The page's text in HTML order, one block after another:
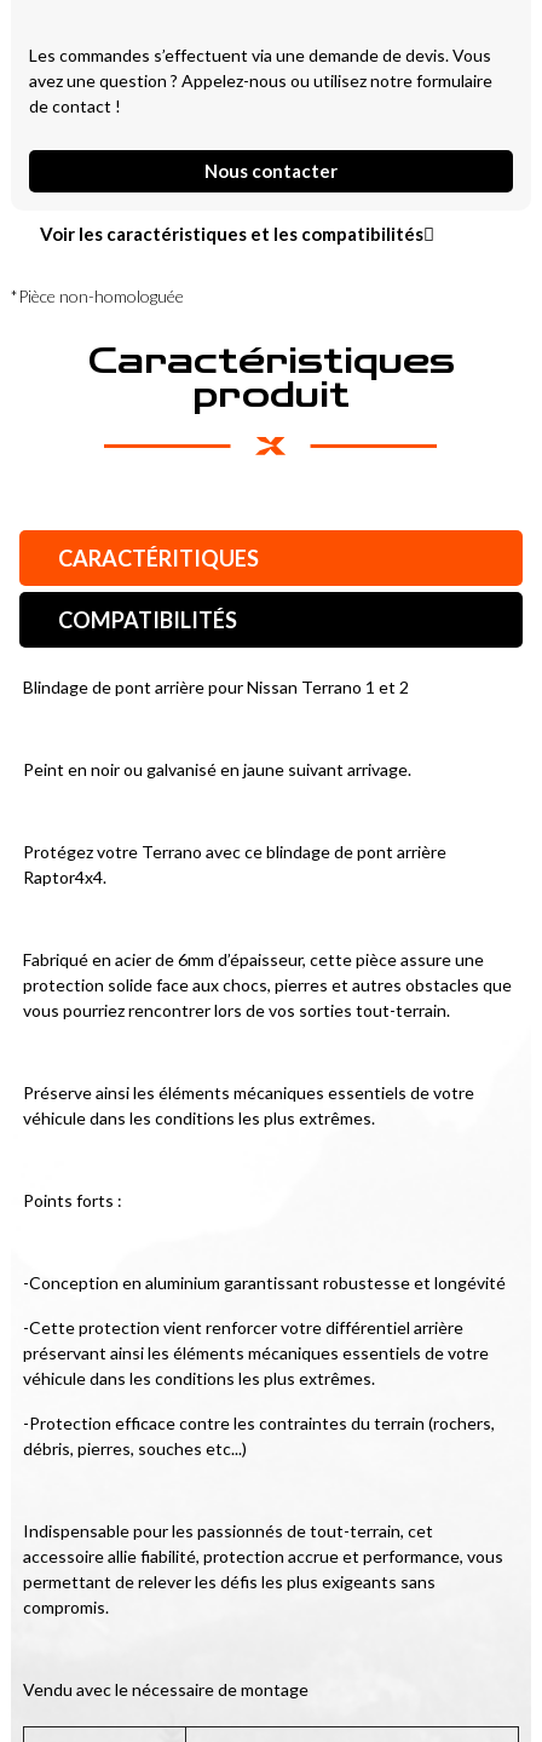
Les commandes s’effectuent via une demande de devis. Vous
avez une question ? Appelez-nous ou utilisez notre formulaire
de contact !
Nous contacter
Voir les caractéristiques et les compatibilités
*Pièce non-homologuée
Caractéristiques
produit
CARACTÉRITIQUES
COMPATIBILITÉS
Blindage de pont arrière pour Nissan Terrano 1 et 2
Peint en noir ou galvanisé en jaune suivant arrivage.
Protégez votre Terrano avec ce blindage de pont arrière
Raptor4x4.
Fabriqué en acier de 6mm d’épaisseur, cette pièce assure une
protection solide face aux chocs, pierres et autres obstacles que
vous pourriez rencontrer lors de vos sorties tout-terrain.
Préserve ainsi les éléments mécaniques essentiels de votre
véhicule dans les conditions les plus extrêmes.
Points forts :
-Conception en aluminium garantissant robustesse et longévité
-Cette protection vient renforcer votre différentiel arrière
préservant ainsi les éléments mécaniques essentiels de votre
véhicule dans les conditions les plus extrêmes.
-Protection efficace contre les contraintes du terrain (rochers,
débris, pierres, souches etc...)
Indispensable pour les passionnés de tout-terrain, cet
accessoire allie fiabilité, protection accrue et performance, vous
permettant de relever les défis les plus exigeants sans
compromis.
Vendu avec le nécessaire de montage